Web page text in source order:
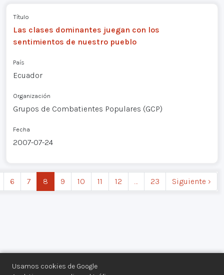
Usamos cookies de Google
Título
Las clases dominantes juegan con los
sentimientos de nuestro pueblo
País
Ecuador
Organización
Grupos de Combatientes Populares (GCP)
Fecha
2007-07-24
6 7 8 9 10 11 12 … 23 Siguiente ›